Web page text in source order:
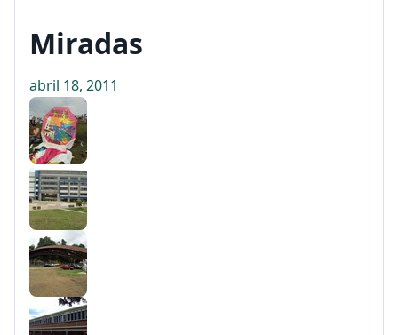
Miradas
abril 18, 2011